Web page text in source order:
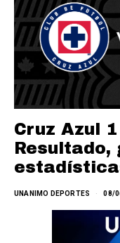
Cruz Azul
Resultado,
UNANIMO DEPORTES 08/